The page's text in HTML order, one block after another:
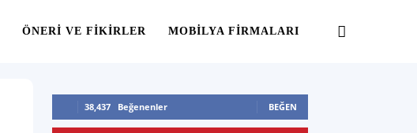
ÖNERI VE FIKIRLER MOBILYA FIRMALARI
38,437 Beğenenler BEĞEN